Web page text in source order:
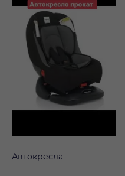
Автокресла